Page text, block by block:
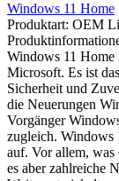
Windows 11 Home
Produktart: OEM
Windows 11 Home
Microsoft. Es ist
Sicherheit und
die Neuerungen
Vorgänger
zugleich. Windows
auf. Vor allem, was
es aber zahlreiche